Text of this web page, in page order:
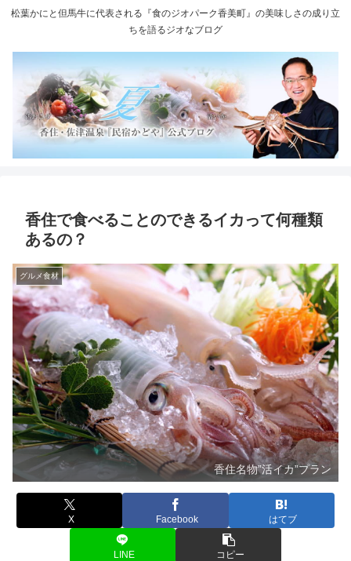
松葉かにと但馬牛に代表される『食のジオパーク香美町』の美味しさの成り立
ちを語るジオなブログ
香住で食べることのできるイカって何種類
あるの？
グルメ食材
香住名物”活イカ”プラン
X Facebook はてブ
LINE コピー